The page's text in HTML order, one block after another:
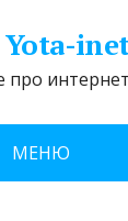
Yota-
про
МЕНЮ